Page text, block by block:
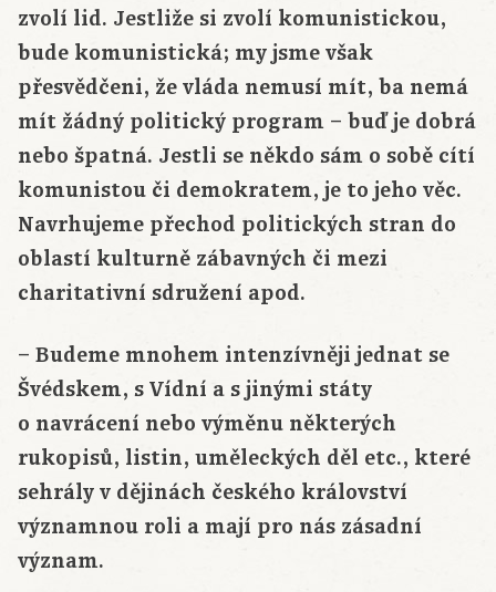
zvolí lid. Jestliže si zvolí komunistickou,
bude komunistická; my jsme však
přesvědčeni, že vláda nemusí mít, ba nemá
mít žádný politický program – buď je dobrá
nebo špatná. Jestli se někdo sám o sobě cítí
komunistou či demokratem, je to jeho věc.
Navrhujeme přechod politických stran do
oblastí kulturně zábavných či mezi
charitativní sdružení apod.
– Budeme mnohem intenzívněji jednat se
Švédskem, s Vídní a s jinými státy
o navrácení nebo výměnu některých
rukopisů, listin, uměleckých děl etc., které
sehrály v dějinách českého království
významnou roli a mají pro nás zásadní
význam.